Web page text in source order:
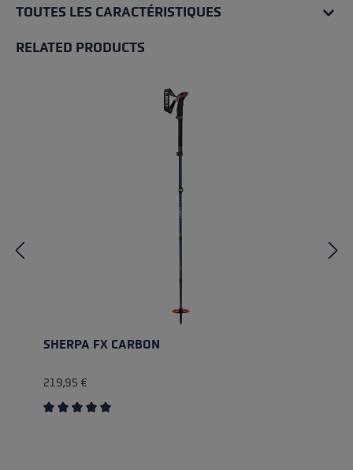
TOUTES LES CARACTÉRISTIQUES
RELATED PRODUCTS
SHERPA FX CARBON
219,95 €